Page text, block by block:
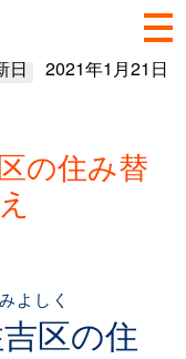
日 2021年1月21日
の住み替
区
よしく
の住